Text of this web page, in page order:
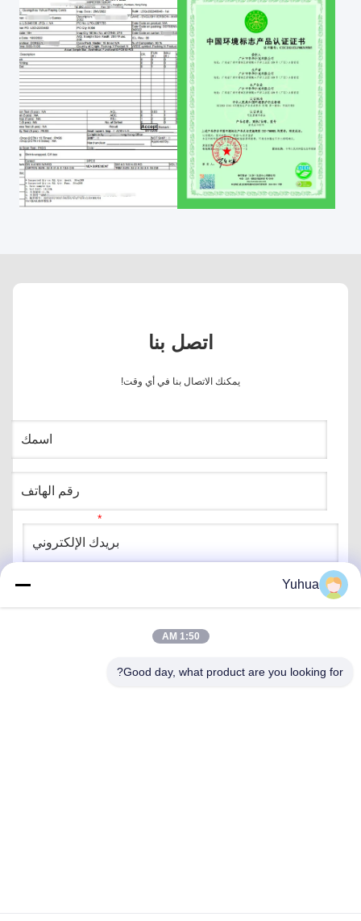
اتصل بنا
يمكنك الاتصال بنا في أي وقت!
Yuhua
1:50 AM
Good day, what product are you looking for?